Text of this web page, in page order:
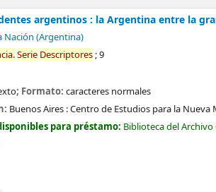
argentinos : la Argentina entre la
Nación (Argentina)
Serie Descriptores; 9
; Formato: caracteres normales
Buenos Aires :Centro de Estudios para la Nueva
para préstamo: Biblioteca del